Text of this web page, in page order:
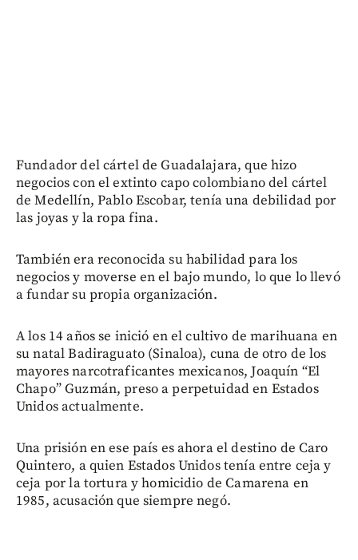
Fundador del cártel de Guadalajara, que hizo
negocios con el extinto capo colombiano del cártel
de Medellín, Pablo Escobar, tenía una debilidad por
las joyas y la ropa fina.
También era reconocida su habilidad para los
negocios y moverse en el bajo mundo, lo que lo llevó
a fundar su propia organización.
A los 14 años se inició en el cultivo de marihuana en
su natal Badiraguato (Sinaloa), cuna de otro de los
mayores narcotraficantes mexicanos, Joaquín “El
Chapo” Guzmán, preso a perpetuidad en Estados
Unidos actualmente.
Una prisión en ese país es ahora el destino de Caro
Quintero, a quien Estados Unidos tenía entre ceja y
ceja por la tortura y homicidio de Camarena en
1985, acusación que siempre negó.